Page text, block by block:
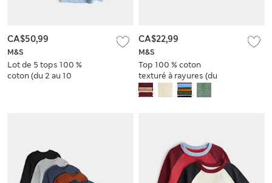
M&S
Lot de 5 tops 100 %
coton (du 2 au 10
CA$50,99
M&S
Top 100 % coton
texturé à rayures (du
2 au 8 ans)
CA$22,99